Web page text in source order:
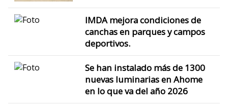
IMDA mejora condiciones de
canchas en parques y campos
deportivos.
Se han instalado más de 1300
nuevas luminarias en Ahome
en lo que va del año 2026